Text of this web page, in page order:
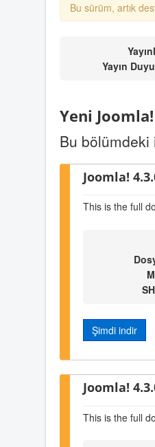
Bu sürüm, artık
Yayın
Yeni
Bu bölümdeki
Joomla!
This is the full
Şimdi indir
Joomla!
This is the full